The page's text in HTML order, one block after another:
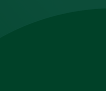
בהייטק מתחיל